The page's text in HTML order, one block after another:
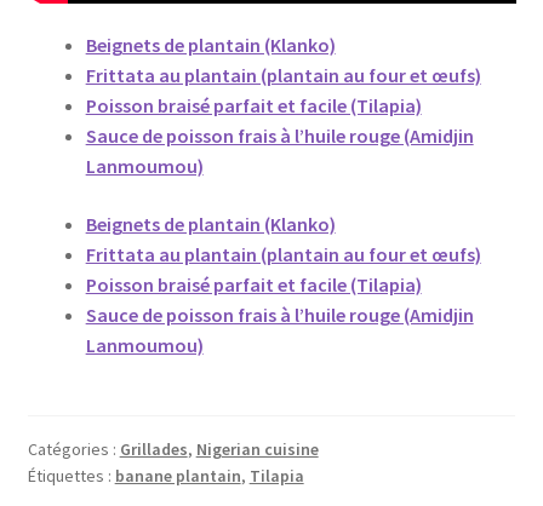
Beignets de plantain (Klanko)
Frittata au plantain (plantain au four et œufs)
Poisson braisé parfait et facile (Tilapia)
Sauce de poisson frais à l’huile rouge (Amidjin
Lanmoumou)
Beignets de plantain (Klanko)
Frittata au plantain (plantain au four et œufs)
Poisson braisé parfait et facile (Tilapia)
Sauce de poisson frais à l’huile rouge (Amidjin
Lanmoumou)
Catégories : Grillades, Nigerian cuisine
Étiquettes : banane plantain, Tilapia